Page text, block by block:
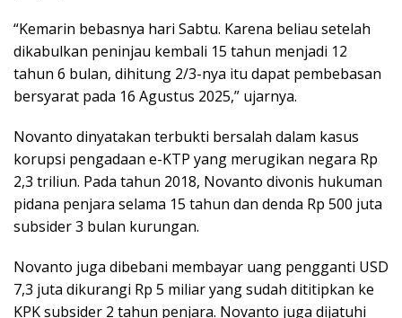
“Kemarin bebasnya hari Sabtu. Karena beliau setelah
dikabulkan peninjau kembali 15 tahun menjadi 12
tahun 6 bulan, dihitung 2/3-nya itu dapat pembebasan
bersyarat pada 16 Agustus 2025,” ujarnya.
Novanto dinyatakan terbukti bersalah dalam kasus
korupsi pengadaan e-KTP yang merugikan negara Rp
2,3 triliun. Pada tahun 2018, Novanto divonis hukuman
pidana penjara selama 15 tahun dan denda Rp 500 juta
subsider 3 bulan kurungan.
Novanto juga dibebani membayar uang pengganti USD
7,3 juta dikurangi Rp 5 miliar yang sudah dititipkan ke
KPK subsider 2 tahun penjara. Novanto juga dijatuhi